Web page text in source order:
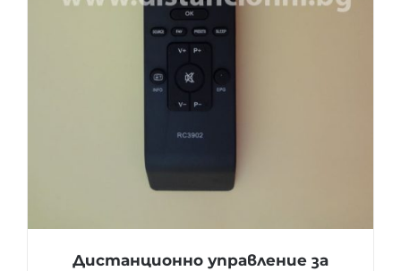
Дистанционно управление за